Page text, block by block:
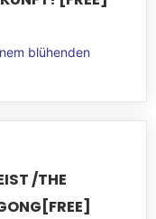
blühenden
/THE